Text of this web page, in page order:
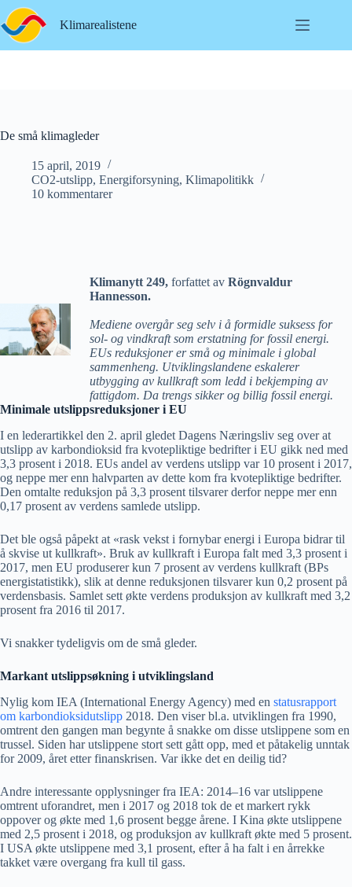
Hopp
til
innholdet
Klimarealistene
De små klimagleder
15 april, 2019
CO2-utslipp, Energiforsyning, Klimapolitikk
10 kommentarer
Klimanytt 249, forfattet avRögnvaldur
Hannesson.
Mediene overgår seg selv i å formidle suksess for
sol- og vindkraft som erstatning for fossil energi.
EUs reduksjoner er små og minimale i global
sammenheng. Utviklingslandene eskalerer
utbygging av kullkraft som ledd i bekjemping av
fattigdom. Da trengs sikker og billig fossil energi.
Minimale utslippsreduksjoner i EU
I en lederartikkel den 2. april gledet Dagens Næringsliv seg over at
utslipp av karbondioksid fra kvotepliktige bedrifter i EU gikk ned med
3,3 prosent i 2018. EUs andel av verdens utslipp var 10 prosent i 2017,
og neppe mer enn halvparten av dette kom fra kvotepliktige bedrifter.
Den omtalte reduksjon på 3,3 prosent tilsvarer derfor neppe mer enn
0,17 prosent av verdens samlede utslipp.
Det ble også påpekt at «rask vekst i fornybar energi i Europa bidrar til
å skvise ut kullkraft». Bruk av kullkraft i Europa falt med 3,3 prosent i
2017, men EU produserer kun 7 prosent av verdens kullkraft (BPs
energistatistikk), slik at denne reduksjonen tilsvarer kun 0,2 prosent på
verdensbasis. Samlet sett økte verdens produksjon av kullkraft med 3,2
prosent fra 2016 til 2017.
Vi snakker tydeligvis om de små gleder.
Markant utslippsøkning i utviklingsland
Nylig kom IEA (International Energy Agency) med en statusrapport
om karbondioksidutslipp 2018. Den viser bl.a. utviklingen fra 1990,
omtrent den gangen man begynte å snakke om disse utslippene som en
trussel. Siden har utslippene stort sett gått opp, med et påtakelig unntak
for 2009, året etter finanskrisen. Var ikke det en deilig tid?
Andre interessante opplysninger fra IEA: 2014–16 var utslippene
omtrent uforandret, men i 2017 og 2018 tok de et markert rykk
oppover og økte med 1,6 prosent begge årene. I Kina økte utslippene
med 2,5 prosent i 2018, og produksjon av kullkraft økte med 5 prosent.
I USA økte utslippene med 3,1 prosent, efter å ha falt i en årrekke
takket være overgang fra kull til gass.